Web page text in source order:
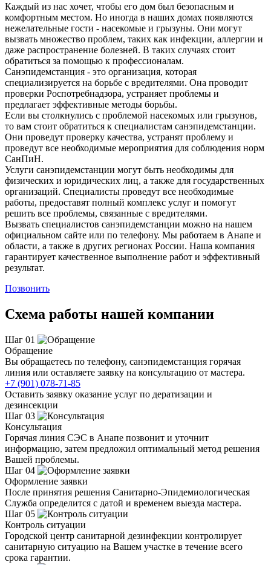
Каждый из нас хочет, чтобы его дом был безопасным и
комфортным местом. Но иногда в наших домах появляются
нежелательные гости - насекомые и грызуны. Они могут
вызвать множество проблем, таких как инфекции, аллергии и
даже распространение болезней. В таких случаях стоит
обратиться за помощью к профессионалам.
Санэпидемстанция - это организация, которая
специализируется на борьбе с вредителями. Она проводит
проверки Роспотребнадзора, устраняет проблемы и
предлагает эффективные методы борьбы.
Если вы столкнулись с проблемой насекомых или грызунов,
то вам стоит обратиться к специалистам санэпидемстанции.
Они проведут проверку качества, устранят проблему и
проведут все необходимые мероприятия для соблюдения норм
СанПиН.
Услуги санэпидемстанции могут быть необходимы для
физических и юридических лиц, а также для государственных
организаций. Специалисты проведут все необходимые
работы, предоставят полный комплекс услуг и помогут
решить все проблемы, связанные с вредителями.
Вызвать специалистов санэпидемстанции можно на нашем
официальном сайте или по телефону. Мы работаем в Анапе и
области, а также в других регионах России. Наша компания
гарантирует качественное выполнение работ и эффективный
результат.
Позвонить
Схема работы нашей компании
Шаг 01
Обращение
Вы обращаетесь по телефону, санэпидемстанция горячая
линия или оставляете заявку на консультацию от мастера.
+7 (901) 078-71-85
Оставить заявку оказание услуг по дератизации и
дезинсекции
Шаг 03
Консультация
Горячая линия СЭС в Анапе позвонит и уточнит
информацию, затем предложил оптимальный метод решения
Вашей проблемы.
Шаг 04
Оформление заявки
После принятия решения Санитарно-Эпидемиологическая
Служба определится с датой и временем выезда мастера.
Шаг 05
Контроль ситуации
Городской центр санитарной дезинфекции контролирует
санитарную ситуацию на Вашем участке в течение всего
срока гарантии.